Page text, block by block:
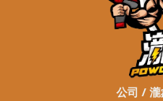
公司 / 瀧